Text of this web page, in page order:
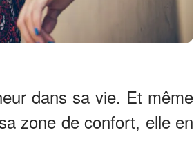
dans sa vie. Et même
zone de confort, elle en